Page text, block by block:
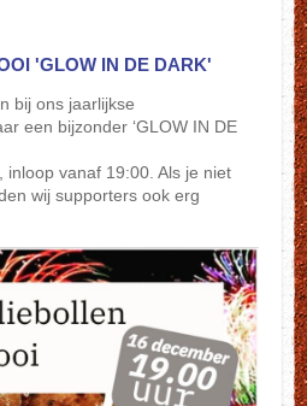
'GLOW IN DE DARK'
bij ons jaarlijkse
een bijzonder ‘GLOW IN DE
inloop vanaf 19:00. Als je niet
wij supporters ook erg